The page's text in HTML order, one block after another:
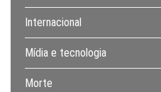
Internacional
Mídia e tecnologia
Morte